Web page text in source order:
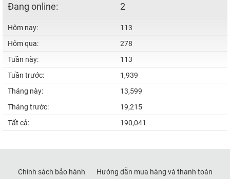
Đang online: 2
Hôm nay:
113
Hôm qua:
278
Tuần này:
113
Tuần trước:
1,939
Tháng này:
13,599
Tháng trước:
19,215
Tất cả:
190,041
Chính sách bảo hành Hướng dẫn mua hàng và thanh toán